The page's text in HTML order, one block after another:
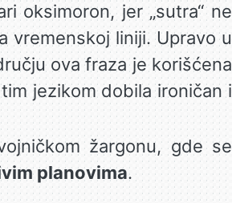
oksimoron, jer „sutra“ ne
vremenskoj liniji. Upravo u
ova fraza je korišćena
jezikom dobila ironičan i
žargonu, gde se
planovima.